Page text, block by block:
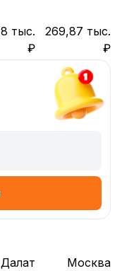
тыс.
₽
269,87 тыс.
₽
Далат Москва